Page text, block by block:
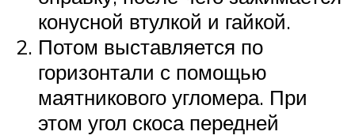
конусной втулкой и гайкой.
Потом выставляется по
горизонтали с помощью
маятникового угломера. При
этом угол скоса передней